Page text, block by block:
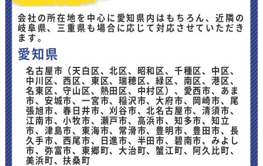
会社の所在地を中心に愛知県内はもちろん、近隣の
岐阜県、三重県も場合に応じて対応させていただき
ます。
愛知県
名古屋市（天白区、北区、昭和区、千種区、中区、
中川区、西区、東区、瑞穂区、緑区、南区、港区、
名東区、守山区、熱田区、中村区）、愛西市、あま
市、安城市、一宮市、稲沢市、大府市、岡崎市、尾
張旭市、春日井市、刈谷市、北名古屋市、清須市、
江南市、小牧市、瀬戸市、高浜市、知多市、知立
市、津島市、東海市、常滑市、豊明市、豊田市、長
久手市、西尾市、日進市、半田市、碧南市、みよし
市、弥富市、東郷町、大治町、蟹江町、阿久比町、
美浜町、扶桑町